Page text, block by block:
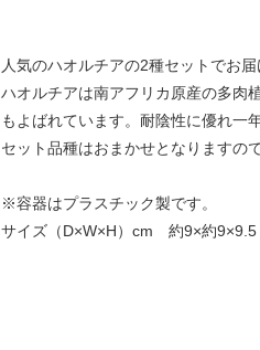
人気のハオルチアの2種セットでお届
ハオルチアは南アフリカ原産の多肉
もよばれています。耐陰性に優れ一
セット品種はおまかせとなりますの
※容器はプラスチック製です。
サイズ（D×W×H）cm 約9×約9×9.5